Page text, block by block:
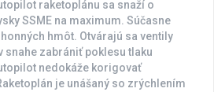
raketoplánu sa snaží o
SSME na maximum. Súčasne
hmôt. Otvárajú sa ventily
snahe zabrániť poklesu tlaku
nedokáže korigovať
je unášaný so zrýchlením